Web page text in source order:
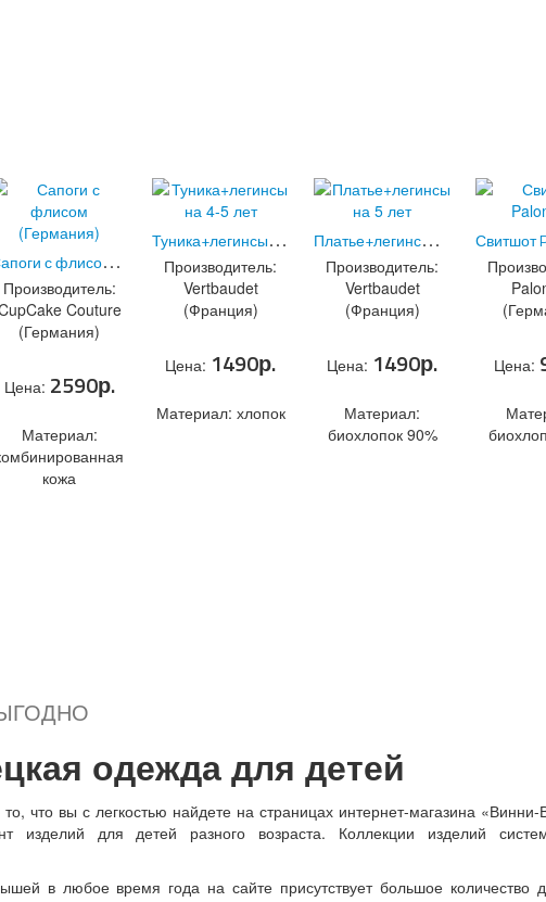
(Код:0530.3
С
апоги с флисом (Германия) (Код:0533.3
Производитель:
Couture
(Германия)
Цена: 2590р.
Материал:
кожа
Т
уника+легинсы на 4-5 лет (Код:8138.8)
Производитель:
Vertbaudet
(Франция)
Цена: 1490р.
Материал: хлопок
П
латье+легинсы на 5 лет (Код:
Производитель:
Vertbaudet
(Франция)
Цена: 1490р.
Материал:
биохлопок 90%
Цена:
одежда для детей
то, что вы с легкостью найдете на страницах интернет-магазина
изделий для детей разного возраста. Коллекции изделий
в любое время года на сайте присутствует большое количество